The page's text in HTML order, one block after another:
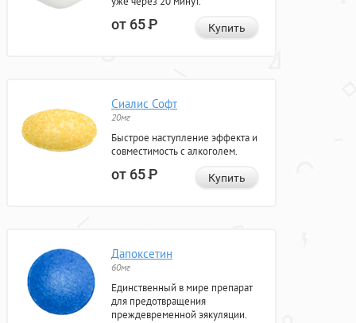
от 65Р Купить
Сиалис Софт
20мг
Быстрое наступление эффекта и
совместимость с алкоголем.
от 65Р Купить
Дапоксетин
60мг
Единственный в мире препарат
для предотвращения
преждевременной эякуляции.